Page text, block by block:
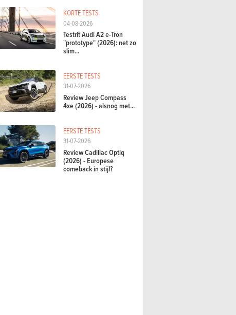
KORTE TESTS
04-08-2026
Testrit Audi A2 e-Tron
"prototype" (2026): net zo
slim...
EERSTE TESTS
31-07-2026
Review Jeep Compass
4xe (2026) - alsnog met...
EERSTE TESTS
31-07-2026
Review Cadillac Optiq
(2026) - Europese
comeback in stijl?